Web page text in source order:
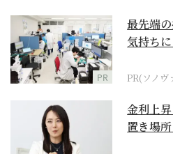
PR
最先端
気持ち
PR(ソノヴ
金利上
置き場